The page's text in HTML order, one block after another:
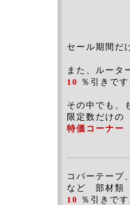
セール期間だ
また、ルータ
10
％引きで
その中でも、
限定数だけの
特価コーナ
コパーテープ
など 部材
10
％引きで